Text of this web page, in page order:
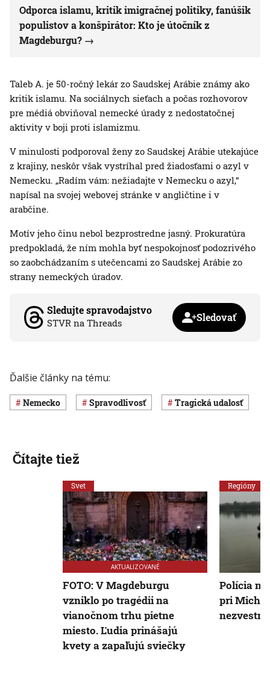
Odporca islamu, kritik imigračnej politiky, fanúšik
populistov a konšpirátor: Kto je útočník z
Magdeburgu?
Taleb A. je 50-ročný lekár zo Saudskej Arábie známy ako
kritik islamu. Na sociálnych sieťach a počas rozhovorov
pre médiá obviňoval nemecké úrady z nedostatočnej
aktivity v boji proti islamizmu.
V minulosti podporoval ženy zo Saudskej Arábie utekajúce
z krajiny, neskôr však vystríhal pred žiadosťami o azyl v
Nemecku. „Radím vám: nežiadajte v Nemecku o azyl,“
napísal na svojej webovej stránke v angličtine i v
arabčine.
Motív jeho činu nebol bezprostredne jasný. Prokuratúra
predpokladá, že ním mohla byť nespokojnosť podozrivého
so zaobchádzaním s utečencami zo Saudskej Arábie zo
strany nemeckých úradov.
Sledujte spravodajstvo
STVR na Threads Sledovať
Ďalšie články na tému:
Nemecko spravodlivosť Tragická udalosť
Čítajte tiež
Svet
AKTUALIZOVANÉ
FOTO: V Magdeburgu
vzniklo po tragédii na
vianočnom trhu pietne
miesto. Ľudia prinášajú
kvety a zapaľujú sviečky
Regióny
Polícia
pri